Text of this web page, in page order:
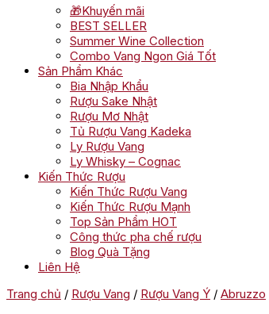
🎁Khuyến mãi
BEST SELLER
Summer Wine Collection
Combo Vang Ngon Giá Tốt
Sản Phẩm Khác
Bia Nhập Khẩu
Rượu Sake Nhật
Rượu Mơ Nhật
Tủ Rượu Vang Kadeka
Ly Rượu Vang
Ly Whisky – Cognac
Kiến Thức Rượu
Kiến Thức Rượu Vang
Kiến Thức Rượu Mạnh
Top Sản Phẩm HOT
Công thức pha chế rượu
Blog Quà Tặng
Liên Hệ
Trang chủ / Rượu Vang / Rượu Vang Ý / Abruzzo